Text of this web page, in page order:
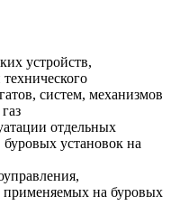
устройств,
систем, механизмов
отдельных
буровых установок на
применяемых на буровых